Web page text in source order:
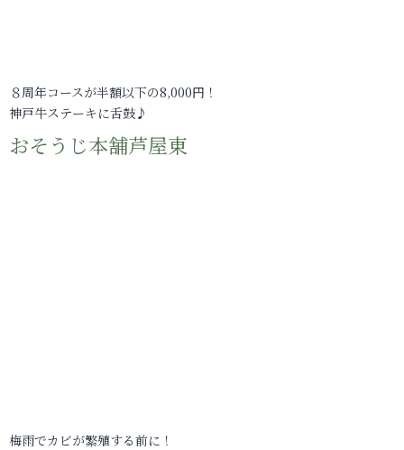
８周年コースが半額以下の8,000円！
神戸牛ステーキに舌鼓♪
おそうじ本舗芦屋東
梅雨でカビが繁殖する前に！